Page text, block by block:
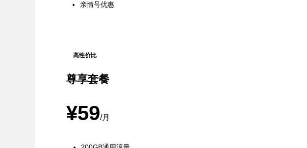
亲情号优惠
高性价比
尊享套餐
¥59/月